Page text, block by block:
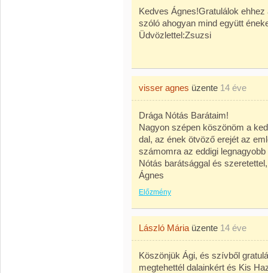
Kedves Ágnes!Gratulálok
szóló ahogyan mind együtt
Üdvözlettel:Zsuzsi
visser agnes üzente 14 éve
Drága Nótás Barátaim!
Nagyon szépen köszönöm a
dal, az ének ötvöző erejét az
számomra az eddigi
Nótás barátsággal és szeretettel,
Ágnes
Előzmény
László Mária üzente 14 éve
Köszönjük Ági, és szívből
megtehettél dalainkért és Kis